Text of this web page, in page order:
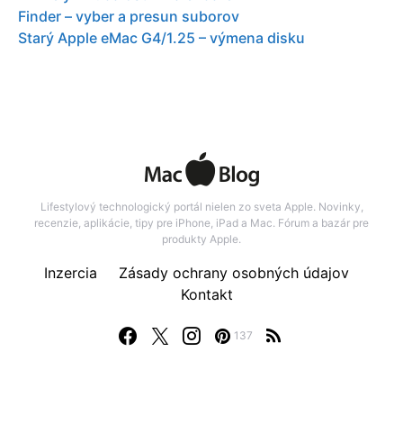
Finder – vyber a presun suborov
Starý Apple eMac G4/1.25 – výmena disku
Lifestylový technologický portál nielen zo sveta Apple. Novinky,
recenzie, aplikácie, tipy pre iPhone, iPad a Mac. Fórum a bazár pre
produkty Apple.
137
Inzercia
Zásady ochrany osobných údajov
Kontakt